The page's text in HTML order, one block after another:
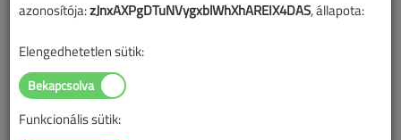
Lapszám:
azonosítója:zJnxAXPgDTuNVygxblWhXhAREIX4DAS, állapota:
Elengedhetetlen sütik:
Funkcionális sütik: